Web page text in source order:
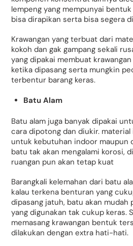
lempeng yang mempunyai
bisa dirapikan serta bisa segera
Krawangan yang terbuat dari
kokoh dan gak gampang sekali
yang dipakai membuat
ketika dipasang serta mungkin
terbentur barang keras.
Batu Alam
Batu alam juga banyak dipakai
cara dipotong dan diukir.
untuk kebutuhan indoor maupun
batu tak akan mengalami korosi,
ruangan pun akan tetap kuat
Barangkali kelemahan dari batu
kalau terkena benturan yang
dipasang jatuh, batu akan
yang digunakan tak cukup keras.
memasang krawangan bentuk
dilakukan dengan extra hati-hati.